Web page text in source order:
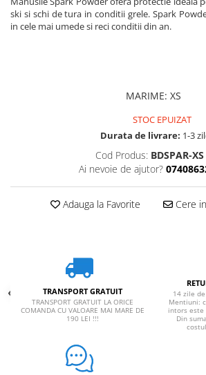
ski si schi de tura in conditii grele. Spark
in cele mai umede si reci conditii din an.
MARIME: XS
STOC EPUIZAT
Durata de livrare: 1-3
Cod Produs: BDSPAR-XS
Ai nevoie de ajutor?
Adauga la Favorite Cere
TRANSPORT GRATUIT
TRANSPORT GRATUIT LA ORICE
COMANDA CU VALOARE MAI MARE DE
190 LEI !!!
14 zile
Mentiuni:
intors este
Din